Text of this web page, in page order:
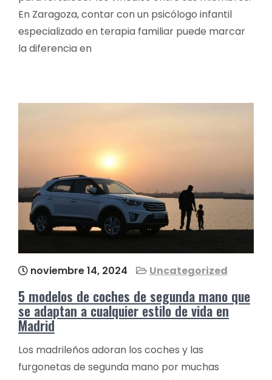
En Zaragoza, contar con un psicólogo infantil
especializado en terapia familiar puede marcar
la diferencia en
noviembre 14, 2024 Uncategorized
5 modelos de coches de segunda mano que
se adaptan a cualquier estilo de vida en
Madrid
Los madrileños adoran los coches y las
furgonetas de segunda mano por muchas